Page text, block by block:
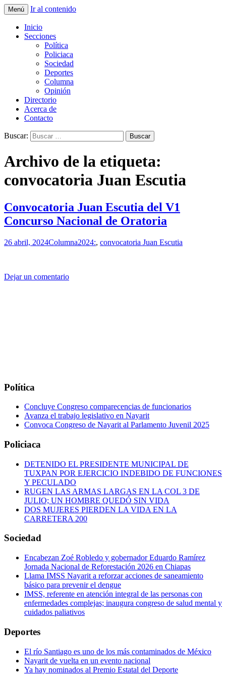
La Yunta de Tepic
Menú Ir al contenido
Inicio
Secciones
Política
Policiaca
Sociedad
Deportes
Columna
Opinión
Directorio
Acerca de
Contacto
Buscar:
Archivo de la etiqueta:
convocatoria Juan Escutia
Convocatoria Juan Escutia del V1
Concurso Nacional de Oratoria
26 abril, 2024Columna2024:, convocatoria Juan Escutia
Dejar un comentario
Política
Concluye Congreso comparecencias de funcionarios
Avanza el trabajo legislativo en Nayarit
Convoca Congreso de Nayarit al Parlamento Juvenil 2025
Policiaca
DETENIDO EL PRESIDENTE MUNICIPAL DE
TUXPAN POR EJERCICIO INDEBIDO DE FUNCIONES
Y PECULADO
RUGEN LAS ARMAS LARGAS EN LA COL 3 DE
JULIO; UN HOMBRE QUEDÓ SIN VIDA
DOS MUJERES PIERDEN LA VIDA EN LA
CARRETERA 200
Sociedad
Encabezan Zoé Robledo y gobernador Eduardo Ramírez
Jornada Nacional de Reforestación 2026 en Chiapas
Llama IMSS Nayarit a reforzar acciones de saneamiento
básico para prevenir el dengue
IMSS, referente en atención integral de las personas con
enfermedades complejas; inaugura congreso de salud mental y
cuidados paliativos
Deportes
El río Santiago es uno de los más contaminados de México
Nayarit de vuelta en un evento nacional
Ya hay nominados al Premio Estatal del Deporte